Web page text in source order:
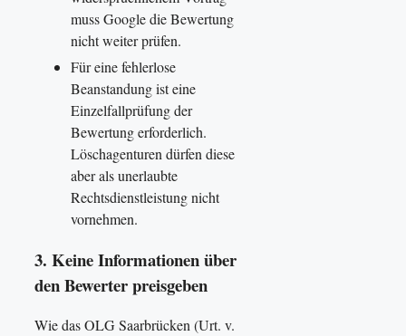
muss Google die Bewertung
nicht weiter prüfen.
Für eine fehlerlose
Beanstandung ist eine
Einzelfallprüfung der
Bewertung erforderlich.
Löschagenturen dürfen diese
aber als unerlaubte
Rechtsdienstleistung nicht
vornehmen.
3. Keine Informationen über
den Bewerter preisgeben
Wie das OLG Saarbrücken (Urt. v.